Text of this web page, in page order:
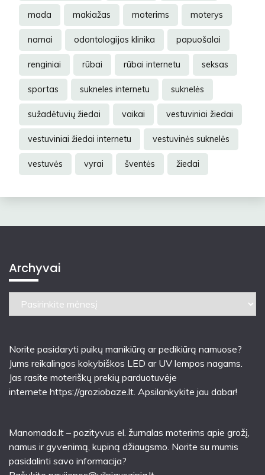
mada makiažas moterims moterys
namai odontologijos klinika papuošalai
renginiai rūbai rūbai internetu seksas
sportas sukneles internetu suknelės
sužadėtuvių žiedai vaikai vestuviniai žiedai
vestuviniai žiedai internetu vestuvinės suknelės
vestuvės vyrai šventės žiedai
Archyvai
Archyvai
Norite pasidaryti puikų manikiūrą ar pedikiūrą namuose?
Jums reikalingos kokybiškos LED ar UV lempos nagams.
Jas rasite moteriškų prekių parduotuvėje
internete https://groziobaze.lt. Apsilankykite jau dabar!
Manomada.lt – pozityvus el. žurnalas moterims apie grožį,
namus ir gyvenimą, kupiną džiaugsmo. Norite su mumis
pasidalinti savo informacija?